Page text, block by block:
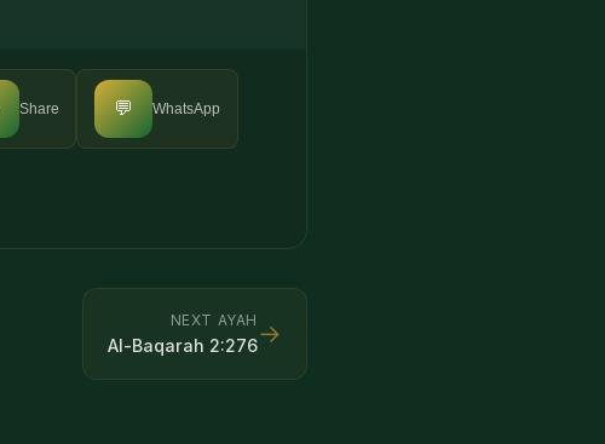
Share 💬 WhatsApp
NEXT AYAH
Al-Baqarah 2:276→